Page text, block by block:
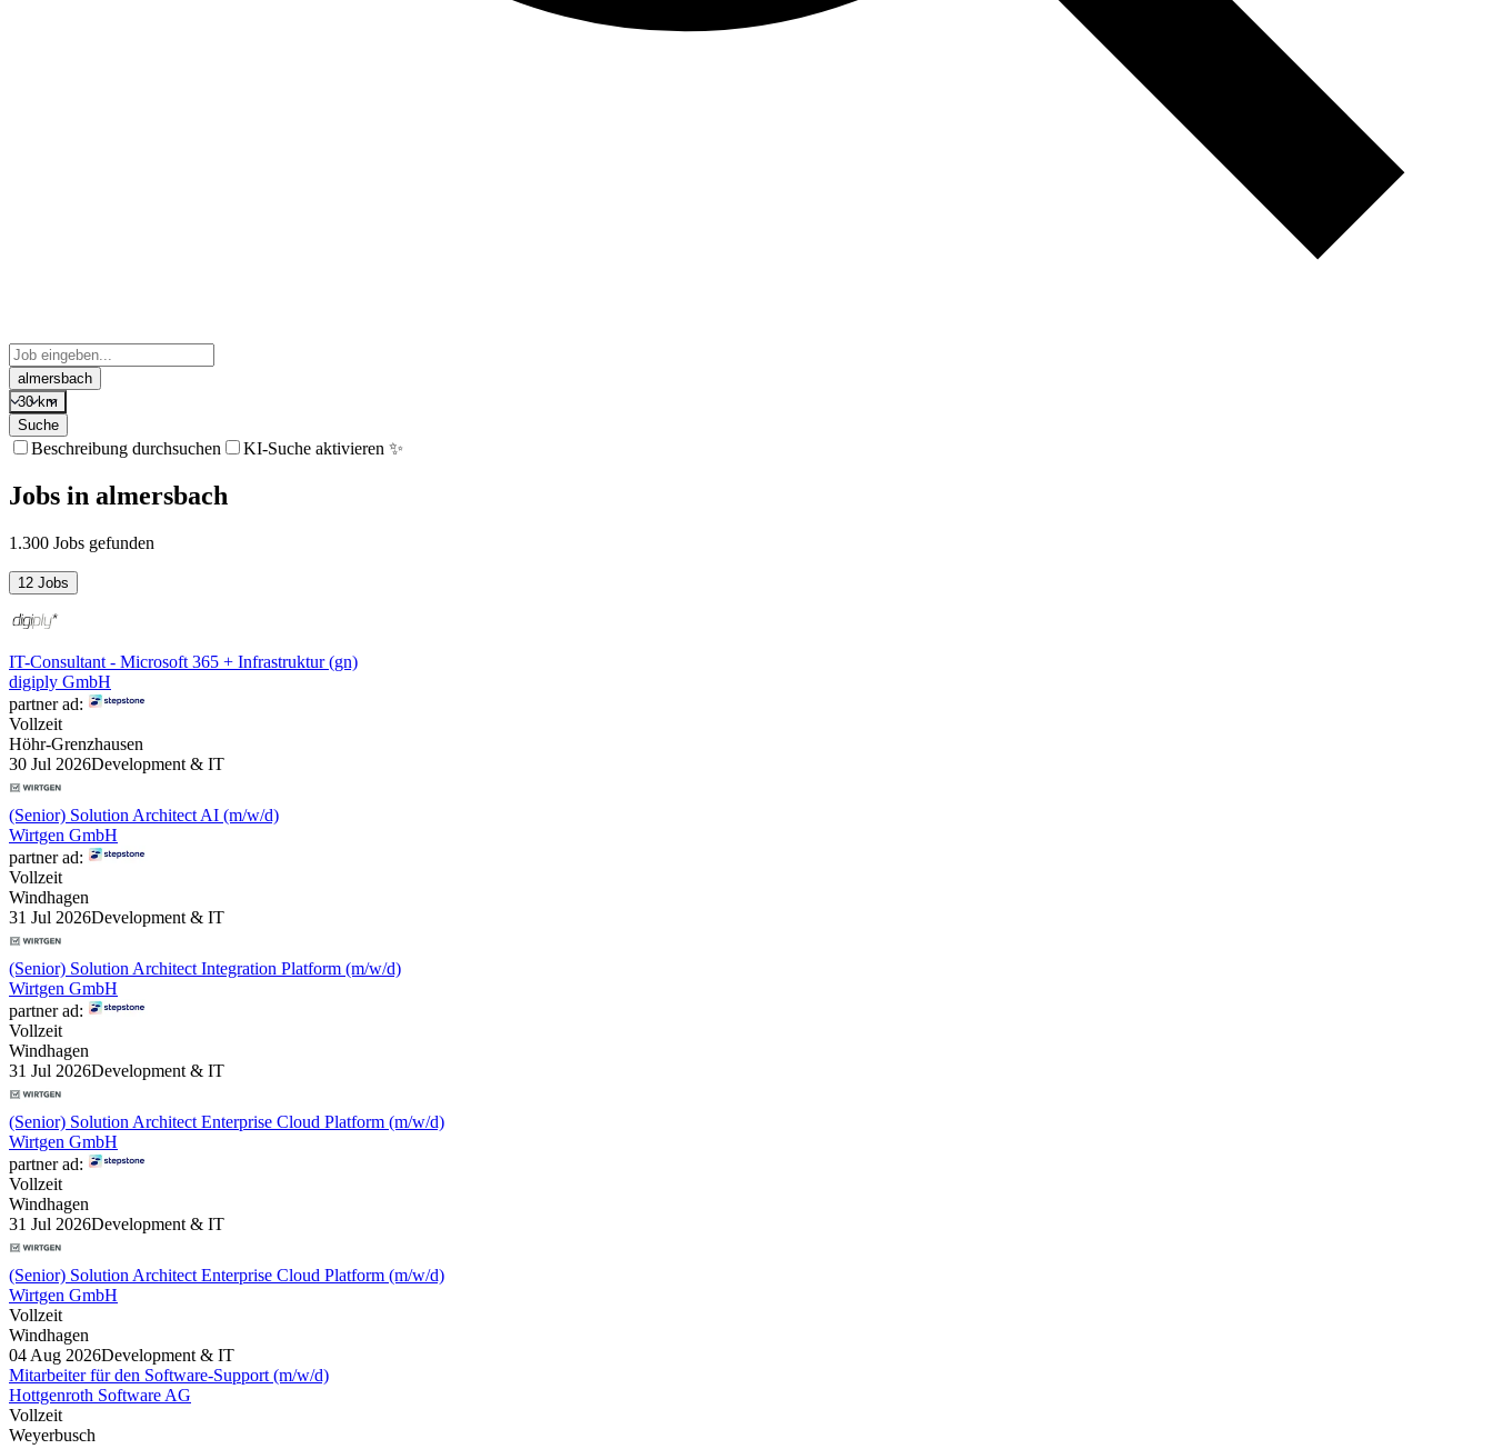
almersbach
30 km
Suche
Beschreibung durchsuchen KI-Suche aktivieren ✨
Jobs in almersbach
1.300 Jobs gefunden
12 Jobs
IT-Consultant - Microsoft 365 + Infrastruktur (gn)
digiply GmbH
partner ad:
Vollzeit
Höhr-Grenzhausen
30 Jul 2026Development & IT
(Senior) Solution Architect AI (m/w/d)
Wirtgen GmbH
partner ad:
Vollzeit
Windhagen
31 Jul 2026Development & IT
(Senior) Solution Architect Integration Platform (m/w/d)
Wirtgen GmbH
partner ad:
Vollzeit
Windhagen
31 Jul 2026Development & IT
(Senior) Solution Architect Enterprise Cloud Platform (m/w/d)
Wirtgen GmbH
partner ad:
Vollzeit
Windhagen
31 Jul 2026Development & IT
(Senior) Solution Architect Enterprise Cloud Platform (m/w/d)
Wirtgen GmbH
Vollzeit
Windhagen
04 Aug 2026Development & IT
Mitarbeiter für den Software-Support (m/w/d)
Hottgenroth Software AG
Vollzeit
Weyerbusch